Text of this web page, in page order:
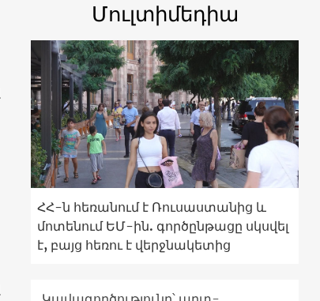
Մուլտիմեդիա
ՀՀ-ն հեռանում է Ռուսաստանից և
մոտենում ԵՄ-ին. գործընթացը սկսվել
է, բայց հեռու է վերջնակետից